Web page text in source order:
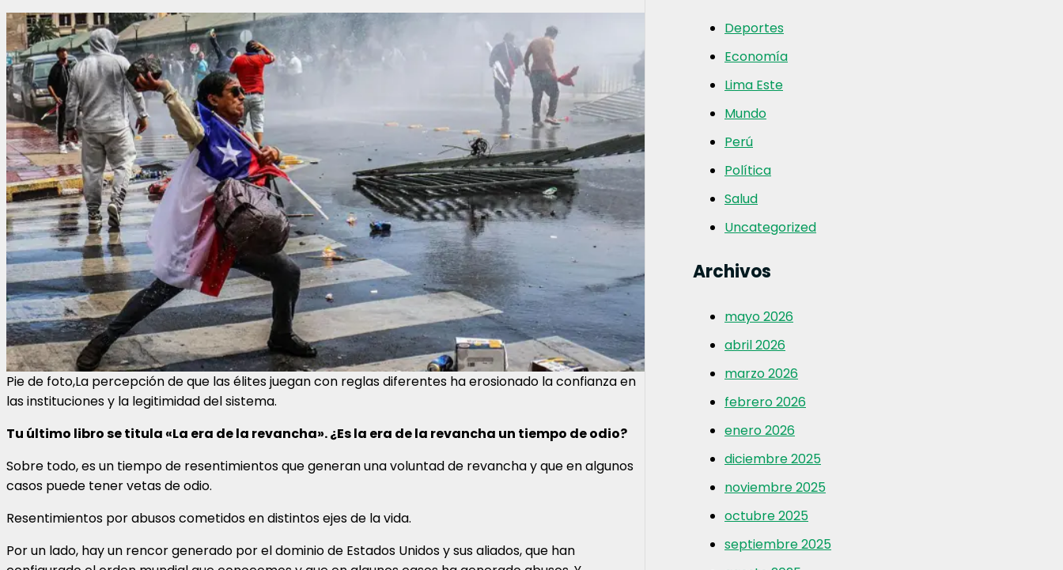
Pie de foto,La percepción de que las élites juegan con reglas diferentes ha erosionado la confianza en
las instituciones y la legitimidad del sistema.
Tu último libro se titula «La era de la revancha». ¿Es la era de la revancha un tiempo de odio?
Sobre todo, es un tiempo de resentimientos que generan una voluntad de revancha y que en algunos
casos puede tener vetas de odio.
Resentimientos por abusos cometidos en distintos ejes de la vida.
Por un lado, hay un rencor generado por el dominio de Estados Unidos y sus aliados, que han
Deportes
Economía
Lima Este
Mundo
Perú
Política
Salud
Uncategorized
Archivos
mayo 2026
abril 2026
marzo 2026
febrero 2026
enero 2026
diciembre 2025
noviembre 2025
octubre 2025
septiembre 2025